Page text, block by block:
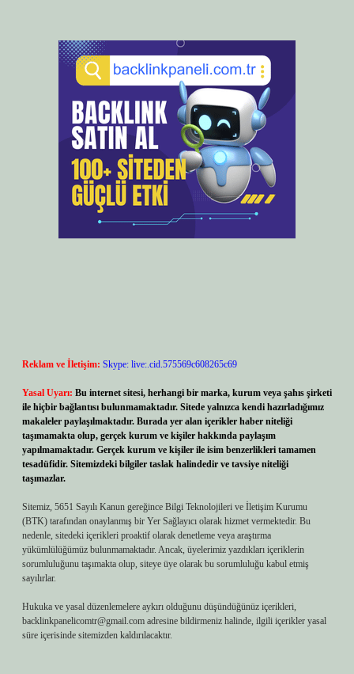
Reklam ve İletişim: Skype: live:.cid.575569c608265c69
Yasal Uyarı: Bu internet sitesi, herhangi bir marka, kurum veya şahıs şirketi
ile hiçbir bağlantısı bulunmamaktadır. Sitede yalnızca kendi hazırladığımız
makaleler paylaşılmaktadır. Burada yer alan içerikler haber niteliği
taşımamakta olup, gerçek kurum ve kişiler hakkında paylaşım
yapılmamaktadır. Gerçek kurum ve kişiler ile isim benzerlikleri tamamen
tesadüfidir. Sitemizdeki bilgiler taslak halindedir ve tavsiye niteliği
taşımazlar.
Sitemiz, 5651 Sayılı Kanun gereğince Bilgi Teknolojileri ve İletişim Kurumu
(BTK) tarafından onaylanmış bir Yer Sağlayıcı olarak hizmet vermektedir. Bu
nedenle, sitedeki içerikleri proaktif olarak denetleme veya araştırma
yükümlülüğümüz bulunmamaktadır. Ancak, üyelerimiz yazdıkları içeriklerin
sorumluluğunu taşımakta olup, siteye üye olarak bu sorumluluğu kabul etmiş
sayılırlar.
Hukuka ve yasal düzenlemelere aykırı olduğunu düşündüğünüz içerikleri,
backlinkpanelicomtr@gmail.com adresine bildirmeniz halinde, ilgili içerikler yasal
süre içerisinde sitemizden kaldırılacaktır.